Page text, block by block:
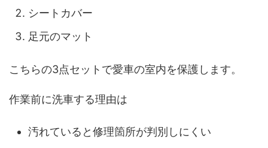
シートカバー
足元のマット
こちらの3点セットで愛車の室内を保護します。
作業前に洗車する理由は
汚れていると修理箇所が判別しにくい